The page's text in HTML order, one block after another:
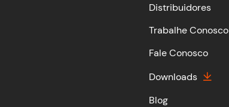
Distribuidores
Trabalhe Conosco
Fale Conosco
Downloads
Blog